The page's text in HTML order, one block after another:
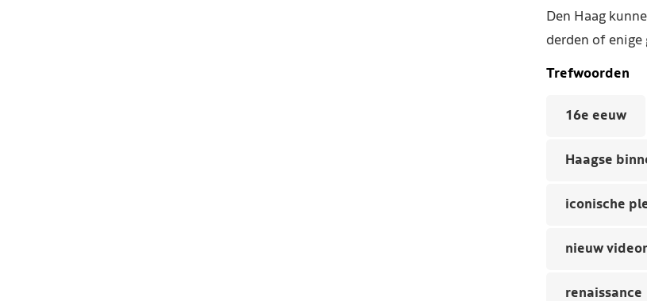
Den Haag
derden of enige
Trefwoorden
16e eeuw
Haagse
iconische
nieuw
renaissance